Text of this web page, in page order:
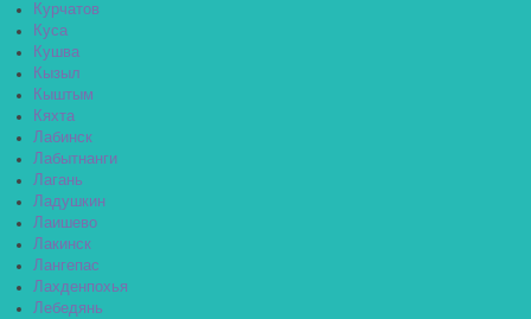
Курчатов
Куса
Кушва
Кызыл
Кыштым
Кяхта
Лабинск
Лабытнанги
Лагань
Ладушкин
Лаишево
Лакинск
Лангепас
Лахденпохья
Лебедянь